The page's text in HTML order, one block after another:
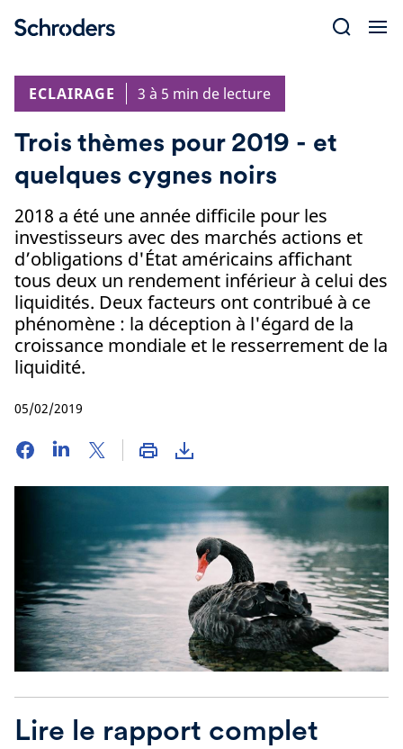
ECLAIRAGE
3 à 5 min de lecture
Trois thèmes pour 2019 - et
quelques cygnes noirs
2018 a été une année difficile pour les
investisseurs avec des marchés actions et
d’obligations d'État américains affichant
tous deux un rendement inférieur à celui des
liquidités. Deux facteurs ont contribué à ce
phénomène : la déception à l'égard de la
croissance mondiale et le resserrement de la
liquidité.
05/02/2019
Lire le rapport complet